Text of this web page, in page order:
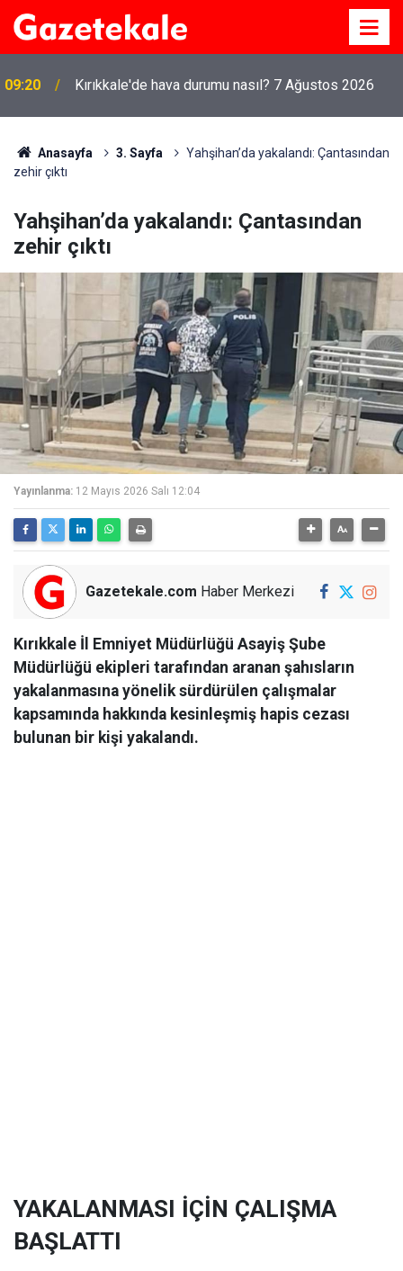
09:20 Kırıkkale'de hava durumu nasıl? 7 Ağustos 2026
09:14 Kırıkkale'de altın fiyatları ne kadar? 7 Ağustos 2026
Anasayfa 3. Sayfa
Yahşihan’da yakalandı: Çantasından
zehir çıktı
Yahşihan’da yakalandı: Çantasından
zehir çıktı
Yayınlanma: 12 Mayıs 2026 Salı 12:04
Gazetekale.com Haber Merkezi
Kırıkkale İl Emniyet Müdürlüğü Asayiş Şube
Müdürlüğü ekipleri tarafından aranan şahısların
yakalanmasına yönelik sürdürülen çalışmalar
kapsamında hakkında kesinleşmiş hapis cezası
bulunan bir kişi yakalandı.
YAKALANMASI İÇİN ÇALIŞMA
BAŞLATTI